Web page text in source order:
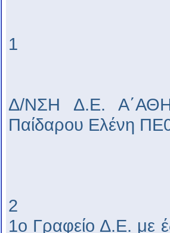
1
Δ/ΝΣΗ Δ.Ε.
Παίδαρου Ελένη
2
1ο Γραφείο Δ.Ε. με